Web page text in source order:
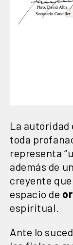
La
toda
representa
además de
creyente
espacio de
espiritual.
Ante lo